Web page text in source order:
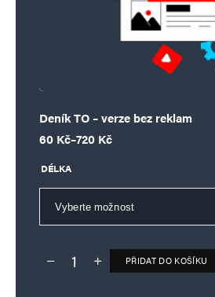
Deník TO – verze bez reklam
60 Kč–720 Kč
Rozpětí cen: 60 Kč až 720 Kč
DÉLKA
Deník TO – verze bez reklam množství
PŘIDAT DO KOŠÍKU